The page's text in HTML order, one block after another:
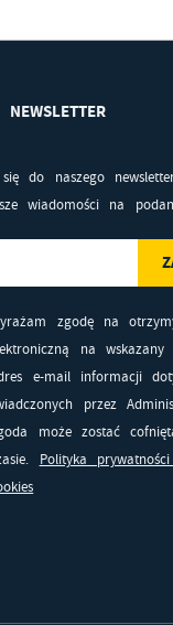
NEWSLETTER
się do naszego
wiadomości na
zgodę na
na wskazany
e-mail informacji
przez
może zostać
Polityka